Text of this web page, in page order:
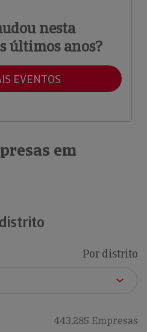
nesta
últimos anos?
EVENTOS
em
Por distrito
443,285 Empresas